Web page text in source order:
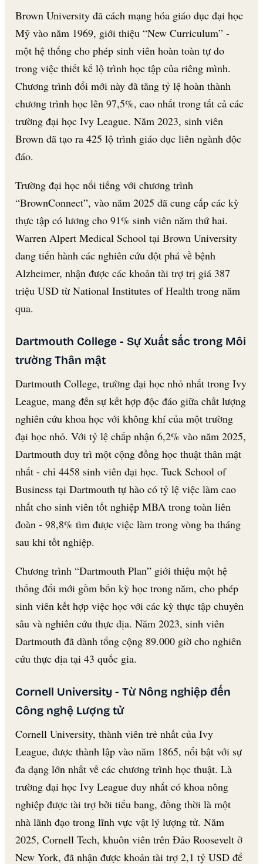
Brown University đã cách mạng hóa giáo dục đại học
Mỹ vào năm 1969, giới thiệu “New Curriculum” -
một hệ thống cho phép sinh viên hoàn toàn tự do
trong việc thiết kế lộ trình học tập của riêng mình.
Chương trình đổi mới này đã tăng tỷ lệ hoàn thành
chương trình học lên 97,5%, cao nhất trong tất cả các
trường đại học Ivy League. Năm 2023, sinh viên
Brown đã tạo ra 425 lộ trình giáo dục liên ngành độc
đáo.
Trường đại học nổi tiếng với chương trình
“BrownConnect”, vào năm 2025 đã cung cấp các kỳ
thực tập có lương cho 91% sinh viên năm thứ hai.
Warren Alpert Medical School tại Brown University
đang tiến hành các nghiên cứu đột phá về bệnh
Alzheimer, nhận được các khoản tài trợ trị giá 387
triệu USD từ National Institutes of Health trong năm
qua.
Dartmouth College - Sự Xuất sắc trong Môi
trường Thân mật
Dartmouth College, trường đại học nhỏ nhất trong Ivy
League, mang đến sự kết hợp độc đáo giữa chất lượng
nghiên cứu khoa học với không khí của một trường
đại học nhỏ. Với tỷ lệ chấp nhận 6,2% vào năm 2025,
Dartmouth duy trì một cộng đồng học thuật thân mật
nhất - chỉ 4458 sinh viên đại học. Tuck School of
Business tại Dartmouth tự hào có tỷ lệ việc làm cao
nhất cho sinh viên tốt nghiệp MBA trong toàn liên
đoàn - 98,8% tìm được việc làm trong vòng ba tháng
sau khi tốt nghiệp.
Chương trình “Dartmouth Plan” giới thiệu một hệ
thống đổi mới gồm bốn kỳ học trong năm, cho phép
sinh viên kết hợp việc học với các kỳ thực tập chuyên
sâu và nghiên cứu thực địa. Năm 2023, sinh viên
Dartmouth đã dành tổng cộng 89.000 giờ cho nghiên
cứu thực địa tại 43 quốc gia.
Cornell University - Từ Nông nghiệp đến
Công nghệ Lượng tử
Cornell University, thành viên trẻ nhất của Ivy
League, được thành lập vào năm 1865, nổi bật với sự
đa dạng lớn nhất về các chương trình học thuật. Là
trường đại học Ivy League duy nhất có khoa nông
nghiệp được tài trợ bởi tiểu bang, đồng thời là một
nhà lãnh đạo trong lĩnh vực vật lý lượng tử. Năm
2025, Cornell Tech, khuôn viên trên Đảo Roosevelt ở
New York, đã nhận được khoản tài trợ 2,1 tỷ USD để